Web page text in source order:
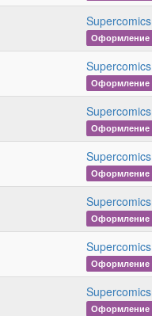
Supercomics
Оформление
Supercomics
Оформление
Supercomics
Оформление
Supercomics
Оформление
Supercomics
Оформление
Supercomics
Оформление
Supercomics
Оформление